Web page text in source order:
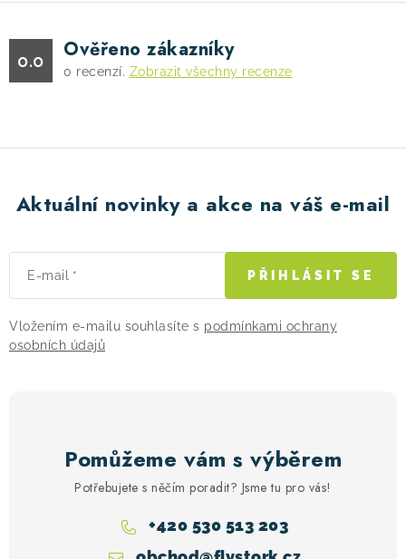
0.0 Ověřeno zákazníky
0 recenzí. Zobrazit všechny recenze
Aktuální novinky a akce na váš e-mail
E-mail
Vložením e-mailu souhlasíte s podmínkami ochrany
osobních údajů
PŘIHLÁSIT SE
Pomůžeme vám s výběrem
Potřebujete s něčím poradit? Jsme tu pro vás!
+420 530 513 203